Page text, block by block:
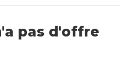
pas d'offre